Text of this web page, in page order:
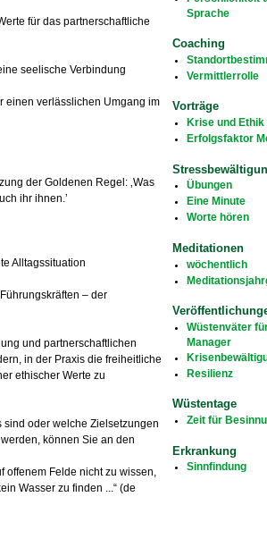
für das partnerschaftliche
seelische Verbindung
einen verlässlichen Umgang im
der Goldenen Regel: ‚Was
ihr ihnen.’
Alltagssituation
– der
und partnerschaftlichen
in der Praxis die freiheitliche
ethischer Werte zu
oder welche Zielsetzungen
können Sie an den
offenem Felde nicht zu wissen,
Wasser zu finden ...“ (de
Sprache
Coaching
Vermittlerrolle
Vorträge
Krise und Ethik
Erfolgsfaktor
Übungen
Eine Minute
Worte hören
Meditationen
wöchentlich
Wüstenväter
Manager
Resilienz
Wüstentage
Zeit für
Erkrankung
Sinnfindung